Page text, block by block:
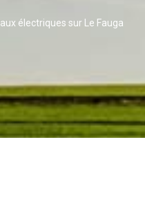
électriques sur Le Fauga